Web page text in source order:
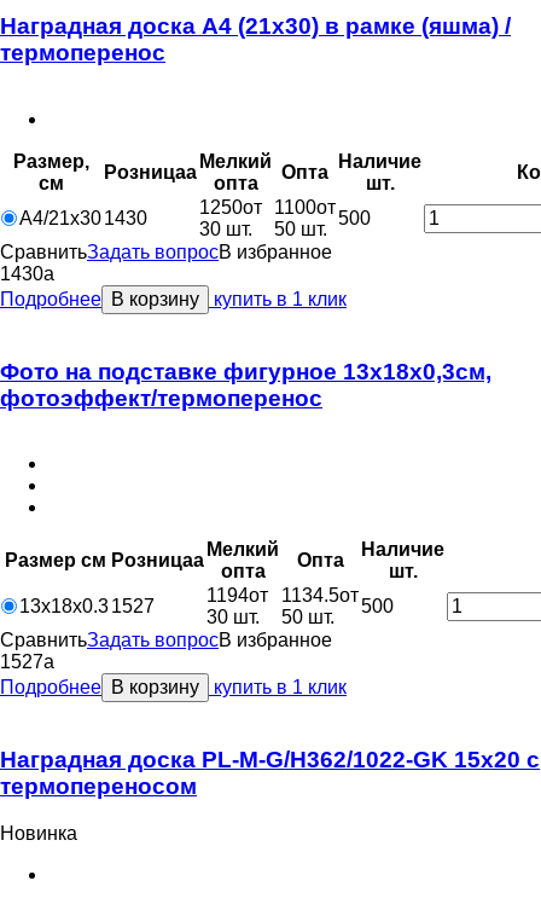
Наградная доска А4 (21х30) в рамке (яшма) /
термоперенос
Размер,
см
Розницаa
Мелкий
оптa
Оптa
Наличие
шт.
А4/21х301430
1250от
30 шт.
1100от
50 шт.
500
СравнитьЗадать вопросВ избранное
1430a
Подробнее В корзину купить в 1 клик
Фото на подставке фигурное 13х18х0,3см,
фотоэффект/термоперенос
Размер см Розницаa
Мелкий
оптa
Оптa
Наличие
шт.
13х18х0.31527
1194от
30 шт.
1134.5от
50 шт.
500
СравнитьЗадать вопросВ избранное
1527a
Подробнее В корзину купить в 1 клик
Наградная доска PL-M-G/Н362/1022-GK 15х20 с
термопереносом
Новинка